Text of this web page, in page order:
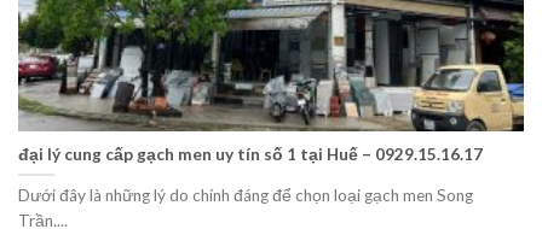
đại lý cung cấp gạch men uy tín số 1 tại Huế – 0929.15.16.17
Dưới đây là những lý do chính đáng để chọn loại gạch men Song
Trần....